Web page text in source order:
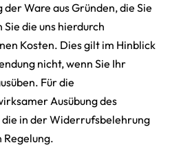
Ware aus Gründen, die Sie
die uns hierdurch
Kosten. Dies gilt im Hinblick
nicht, wenn Sie Ihr
Für die
Ausübung des
in der Widerrufsbelehrung
Regelung.